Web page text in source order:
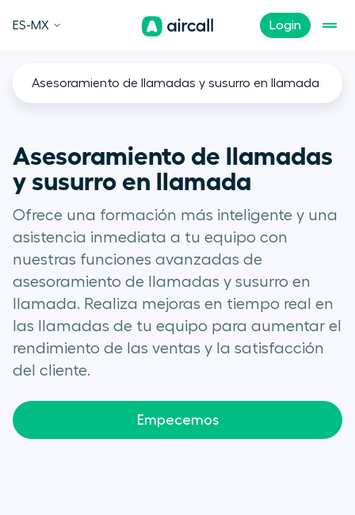
Login
ES-MX
Asesoramiento de llamadas y susurro en llamada
Asesoramiento de llamadas
y susurro en llamada
Ofrece una formación más inteligente y una
asistencia inmediata a tu equipo con
nuestras funciones avanzadas de
asesoramiento de llamadas y susurro en
llamada. Realiza mejoras en tiempo real en
las llamadas de tu equipo para aumentar el
rendimiento de las ventas y la satisfacción
del cliente.
Empecemos